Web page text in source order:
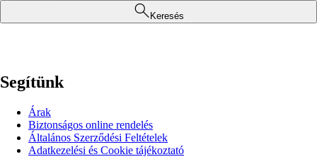
Keresés
Segítünk
Árak
Biztonságos online rendelés
Általános Szerződési Feltételek
Adatkezelési és Cookie tájékoztató